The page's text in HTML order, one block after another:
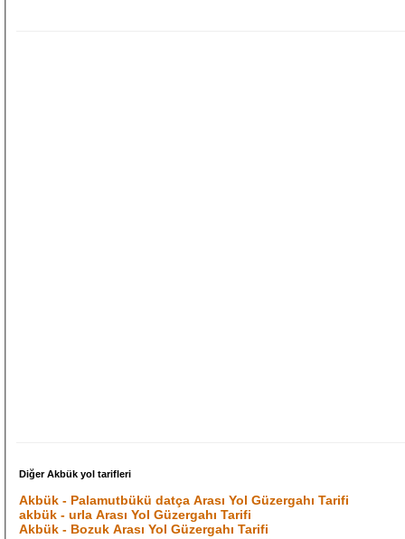
Diğer Akbük yol tarifleri
Akbük - Palamutbükü datça Arası Yol Güzergahı Tarifi
akbük - urla Arası Yol Güzergahı Tarifi
Akbük - Bozuk Arası Yol Güzergahı Tarifi